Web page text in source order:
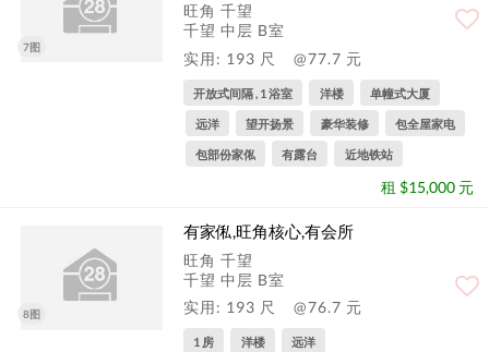
7图
旺角 千望
千望 中层 B室
实用: 193 尺
@77.7 元
开放式间隔 , 1 浴室 洋楼 单幢式大厦
远洋 望开扬景 豪华装修 包全屋家电
包部份家俬 有露台 近地铁站
租 $15,000 元
8图
有家俬,旺角核心,有会所
旺角 千望
千望 中层 B室
实用: 193 尺
@76.7 元
1 房 洋楼 远洋